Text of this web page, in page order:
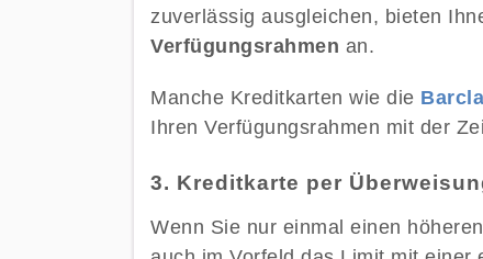
zuverlässig ausgleichen, bieten
Verfügungsrahmen an.
Manche Kreditkarten wie die
Ihren Verfügungsrahmen mit der
3. Kreditkarte per
Wenn Sie nur einmal einen